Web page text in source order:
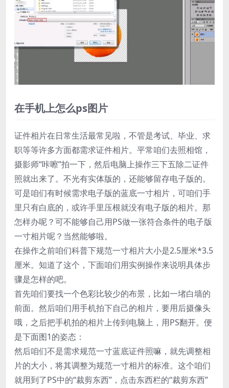
在手机上怎么ps图片
证件相片在日常生活最常见啦，不管是考试、毕业、求
职等等许多方面都需求证件相片。平常咱们去照相馆，
摄影师“咔嚓”拍一下，然后电脑上操作三下五除二证件
照就出来了。不光有实体版的，还能够留存电子版的。
可是咱们有时候需求电子版的蓝底一寸相片，可咱们手
里只有白底的，或许手里压根就没有电子版的相片。那
怎样办呢？可不能够自己用PS做一张符合条件的电子版
一寸相片呢？当然能够啦。
在操作之前咱们科普下规范一寸相片大小是2.5厘米*3.5
厘米。知道了这个，下面咱们用实例操作来说明具体步
骤是怎样的吧。
首先咱们要找一个色彩比较少的布景，比如一堵白墙的
前面。然后咱们用手机拍下自己的相片，要用后摄像头
哦，之后把手机拍的相片上传到电脑上，用PS翻开。便
是下面图1的姿态：
然后咱们不是需求规范一寸蓝底证件照嘛，就先调整相
片的大小，将其调整为规范一寸相片的标准。这个咱们
就用到了PS中的“裁剪东西”，点击东西栏的“裁剪东西”